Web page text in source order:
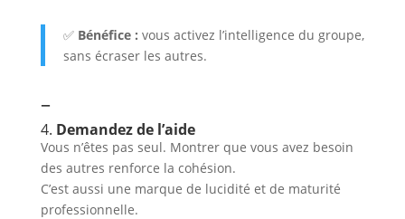
✅ Bénéfice : vous activez l’intelligence du groupe,
sans écraser les autres.
–
4. Demandez de l’aide
Vous n’êtes pas seul. Montrer que vous avez besoin
des autres renforce la cohésion.
C’est aussi une marque de lucidité et de maturité
professionnelle.